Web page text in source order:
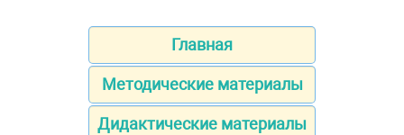
Главная
Методические материалы
Дидактические материалы